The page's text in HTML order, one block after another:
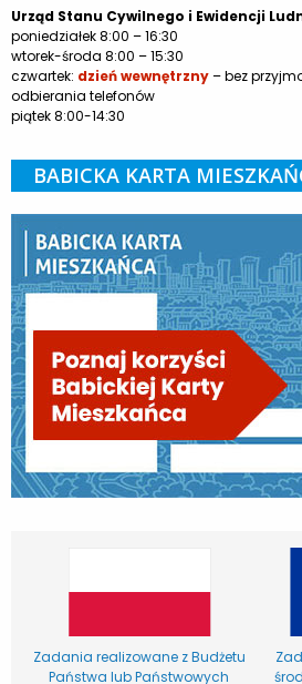
Urząd Stanu Cywilnego i Ewidencji
poniedziałek 8:00 – 16:30
wtorek-środa 8:00 – 15:30
czwartek: dzień wewnętrzny– bez
odbierania telefonów
piątek 8:00-14:30
BABICKA KARTA
Zadania realizowane z Budżetu
Państwa lub Państwowych